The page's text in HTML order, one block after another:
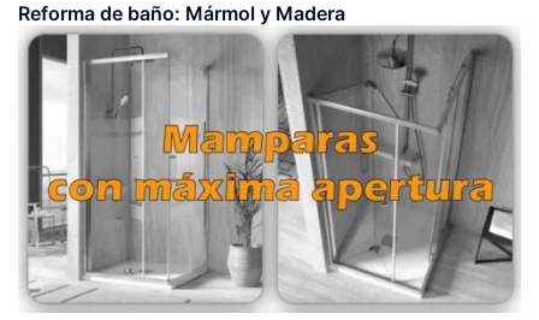
Reforma de baño: Mármol y Madera